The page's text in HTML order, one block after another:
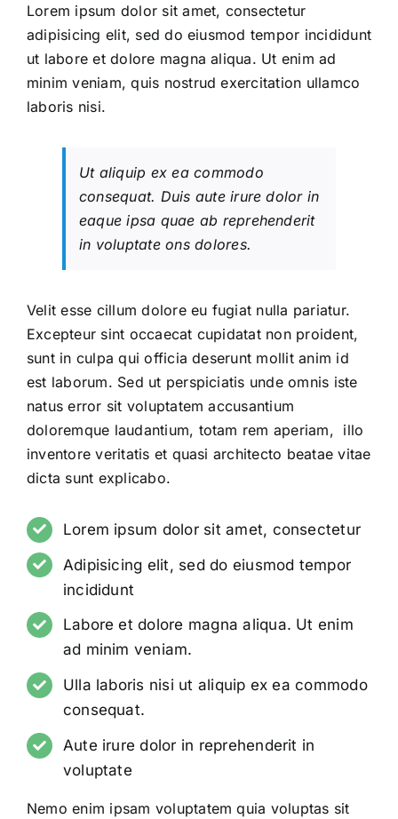
Lorem ipsum dolor sit amet, consectetur
adipisicing elit, sed do eiusmod tempor incididunt
ut labore et dolore magna aliqua. Ut enim ad
minim veniam, quis nostrud exercitation ullamco
laboris nisi.
Ut aliquip ex ea commodo
consequat. Duis aute irure dolor in
eaque ipsa quae ab reprehenderit
in voluptate ons dolores.
Velit esse cillum dolore eu fugiat nulla pariatur.
Excepteur sint occaecat cupidatat non proident,
sunt in culpa qui officia deserunt mollit anim id
est laborum. Sed ut perspiciatis unde omnis iste
natus error sit voluptatem accusantium
doloremque laudantium, totam rem aperiam, illo
inventore veritatis et quasi architecto beatae vitae
dicta sunt explicabo.
Lorem ipsum dolor sit amet, consectetur
Adipisicing elit, sed do eiusmod tempor
incididunt
Labore et dolore magna aliqua. Ut enim
ad minim veniam.
Ulla laboris nisi ut aliquip ex ea commodo
consequat.
Aute irure dolor in reprehenderit in
voluptate
Nemo enim ipsam voluptatem quia voluptas sit